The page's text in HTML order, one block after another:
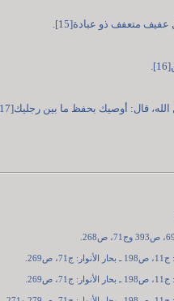
متعفف ذو عبادة[15].
قال: أوصيك بحفظ ما بين رجليك[17].